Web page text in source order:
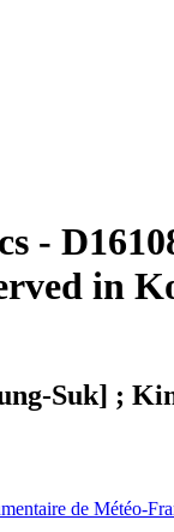
-
in
Suk] ;
de Météo-